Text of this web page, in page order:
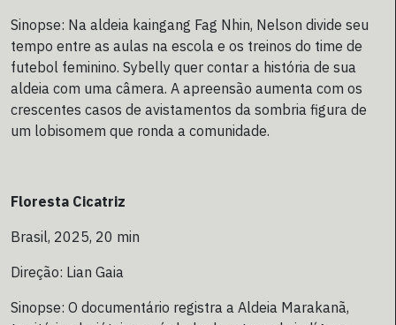
Sinopse: Na aldeia kaingang Fag Nhin, Nelson divide seu
tempo entre as aulas na escola e os treinos do time de
futebol feminino. Sybelly quer contar a história de sua
aldeia com uma câmera. A apreensão aumenta com os
crescentes casos de avistamentos da sombria figura de
um lobisomem que ronda a comunidade.
Floresta Cicatriz
Brasil, 2025, 20 min
Direção: Lian Gaia
Sinopse: O documentário registra a Aldeia Marakanã,